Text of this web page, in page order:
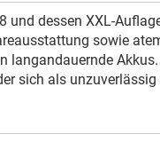
und dessen XXL-
sowie
langandauernde
sich als